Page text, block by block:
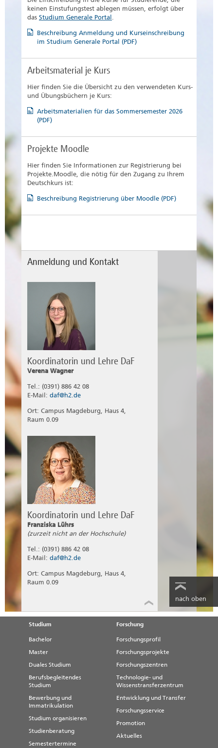
Die Bescheinigungen werden Ihnen kostenfrei
digital zur Verfügung gestellt.
keinen Einstufungstest ablegen müssen, erfolgt über
das Studium Generale Portal .
Beschreibung Anmeldung und Kurseinschreibung
im Studium Generale Portal (PDF)
Arbeitsmaterial je Kurs
Hier finden Sie die Übersicht zu den verwendeten Kurs-
und Übungsbüchern je Kurs:
Arbeitsmaterialien für das Sommersemester 2026
(PDF)
Projekte Moodle
Hier finden Sie Informationen zur Registrierung bei
Projekte.Moodle, die nötig für den Zugang zu Ihrem
Deutschkurs ist:
Beschreibung Registrierung über Moodle (PDF)
Anmeldung und Kontakt
Koordinatorin und Lehre DaF
Verena Wagner
Tel.: (0391) 886 42 08
E-Mail: daf@h2.de
Ort: Campus Magdeburg, Haus 4,
Raum 0.09
Koordinatorin und Lehre DaF
Franziska Lührs
(zurzeit nicht an der Hochschule)
Tel.: (0391) 886 42 08
E-Mail: daf@h2.de
Ort: Campus Magdeburg, Haus 4,
Raum 0.09
nach oben
Studium
Bachelor
Master
Duales Studium
Berufsbegleitendes
Studium
Bewerbung und
Immatrikulation
Studium organisieren
Studienberatung
Semestertermine
Forschung
Forschungsprofil
Forschungsprojekte
Forschungszentren
Technologie- und
Wissenstransferzentrum
Entwicklung und Transfer
Forschungsservice
Promotion
Aktuelles